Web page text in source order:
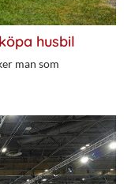
husbil
man som